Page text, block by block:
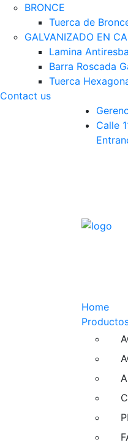
BRONCE
Tuerca de
GALVANIZADO EN
Lamina
Barra Roscada
Tuerca
Contact us
Calle
Home